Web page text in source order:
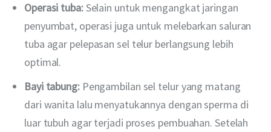
Operasi tuba:Selain untuk mengangkat jaringan
penyumbat, operasi juga untuk melebarkan saluran
tuba agar pelepasan sel telur berlangsung lebih
optimal.
Bayi tabung:Pengambilan sel telur yang matang
dari wanita lalu menyatukannya dengan sperma di
luar tubuh agar terjadi proses pembuahan. Setelah